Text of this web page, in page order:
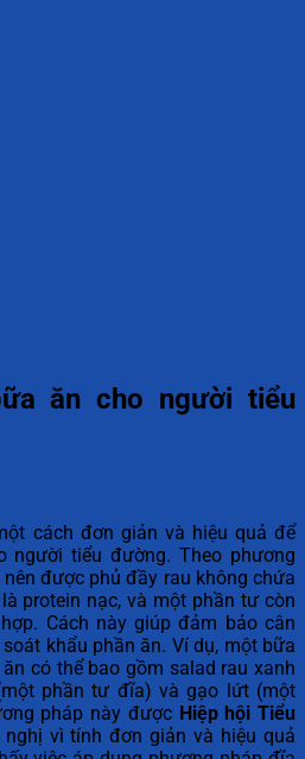
ăn cho người tiểu
cách đơn giản và hiệu quả để
người tiểu đường. Theo phương
được phủ đầy rau không chứa
protein nạc, và một phần tư còn
Cách này giúp đảm bảo cân
khẩu phần ăn. Ví dụ, một bữa
có thể bao gồm salad rau xanh
phần tư đĩa) và gạo lứt (một
pháp này được Hiệp hội Tiểu
nghị vì tính đơn giản và hiệu quả